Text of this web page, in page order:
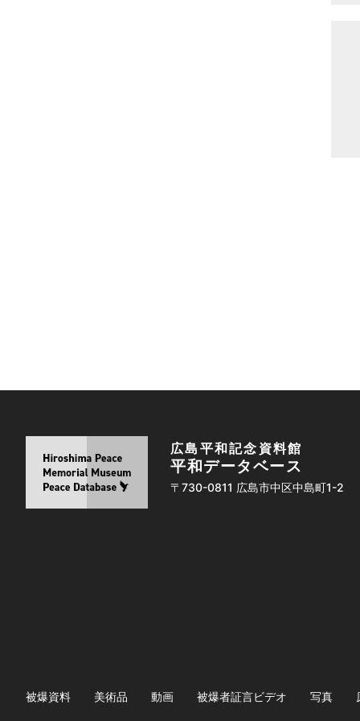
広島平和記念資料館
平和データベース
〒730-0811 広島市中区中島町1-2
被爆資料 美術品 動画 被爆者証言ビデオ 写真